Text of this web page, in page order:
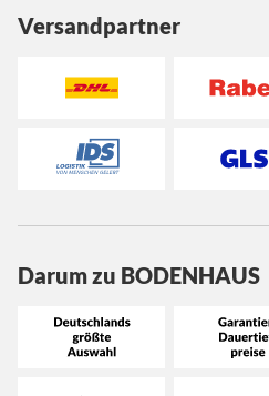
Versandpartner
Darum zu BODENHAUS